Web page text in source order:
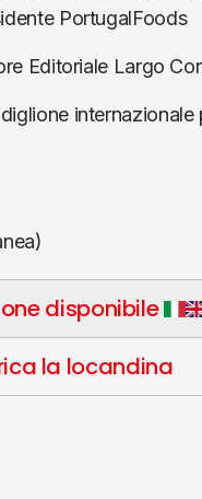
PortugalFoods
Editoriale Largo
disponibile
la locandina